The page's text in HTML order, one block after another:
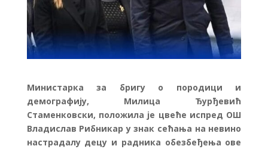
Министарка за бригу о породици и
демографију, Милица Ђурђевић
Стаменковски, положила је цвеће испред ОШ
Владислав Рибникар у знак сећања на невино
настрадалу децу и радника обезбеђења ове